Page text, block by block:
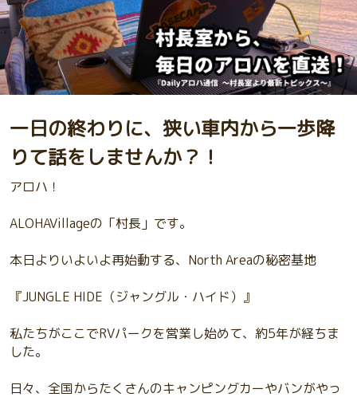
一日の終わりに、狭い車内から一歩降
りて話をしませんか？！
アロハ！
ALOHAVillageの「村長」です。
本日よりいよいよ再始動する、North Areaの秘密基地
『JUNGLE HIDE（ジャングル・ハイド）』
私たちがここでRVパークを営業し始めて、約5年が経ちま
した。
日々、全国からたくさんのキャンピングカーやバンがやっ